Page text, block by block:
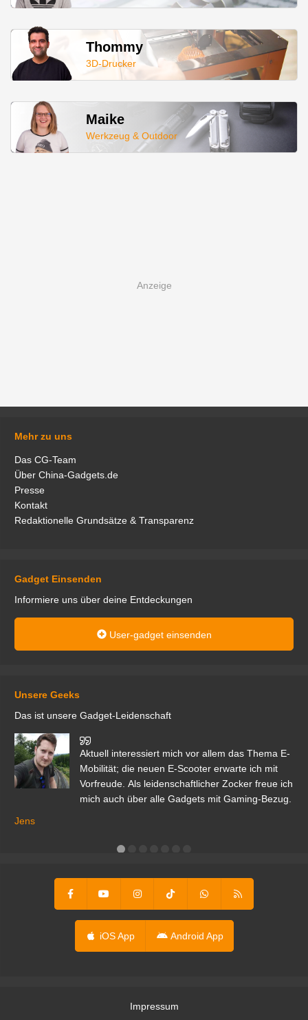
Thommy
3D-Drucker
Maike
Werkzeug & Outdoor
Mehr zu uns
Das CG-Team
Über China-Gadgets.de
Presse
Kontakt
Redaktionelle Grundsätze & Transparenz
Gadget Einsenden
Informiere uns über deine Entdeckungen
User-gadget einsenden
Unsere Geeks
Das ist unsere Gadget-Leidenschaft
Aktuell interessiert mich vor allem das Thema E-
Mobilität; die neuen E-Scooter erwarte ich mit
Vorfreude. Als leidenschaftlicher Zocker freue ich
mich auch über alle Gadgets mit Gaming-Bezug.
Jens
iOS App Android App
Impressum